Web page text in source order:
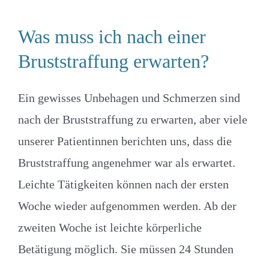
Was muss ich nach einer
Bruststraffung erwarten?
Ein gewisses Unbehagen und Schmerzen sind
nach der Bruststraffung zu erwarten, aber viele
unserer Patientinnen berichten uns, dass die
Bruststraffung angenehmer war als erwartet.
Leichte Tätigkeiten können nach der ersten
Woche wieder aufgenommen werden. Ab der
zweiten Woche ist leichte körperliche
Betätigung möglich. Sie müssen 24 Stunden